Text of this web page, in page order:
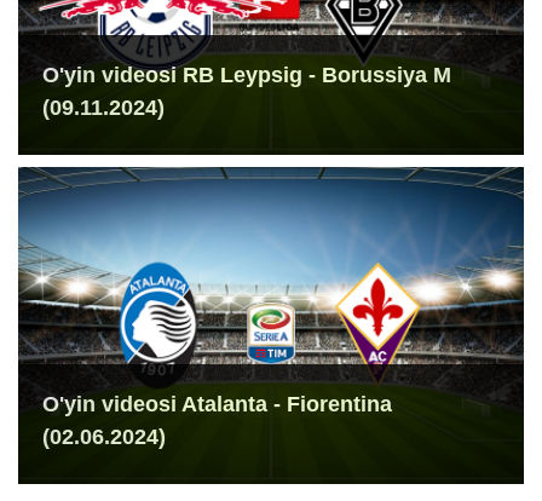
O'yin videosi RB Leypsig - Borussiya M
(09.11.2024)
O'yin videosi Atalanta - Fiorentina
(02.06.2024)